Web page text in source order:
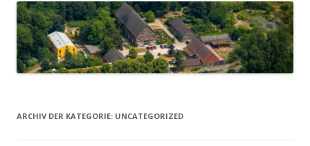
ARCHIV DER KATEGORIE: UNCATEGORIZED